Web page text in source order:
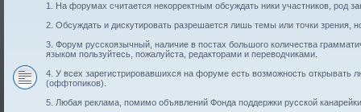
1. На форумах считается некорректным обсуждать ники участников, род
2. Обсуждать и дискутировать разрешается лишь темы или точки зрения,
3. Форум русскоязычный, наличие в постах большого количества
языком пользуйтесь, пожалуйста, редакторами и переводчиками.
4. У всех зарегистрировавшихся на форуме есть возможность
(оффтопиков).
5. Любая реклама, помимо объявлений Фонда поддержки русской